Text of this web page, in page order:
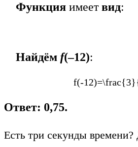
Функция имеетвид:
Найдём f(–12):
f(-
Ответ: 0,75.
Есть три секунды